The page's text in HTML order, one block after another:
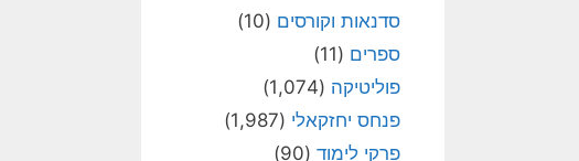
סדנאות וקורסים (10)
ספרים (11)
פוליטיקה (1,074)
פנחס יחזקאלי (1,987)
פרקי לימוד (90)